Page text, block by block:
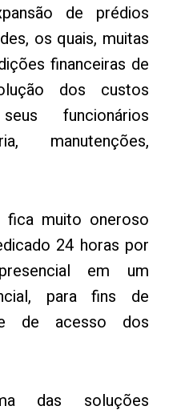
de prédios
os quais, muitas
financeiras de
dos custos
funcionários
manutenções,
fica muito oneroso
24 horas por
em um
para fins de
de acesso dos
das soluções